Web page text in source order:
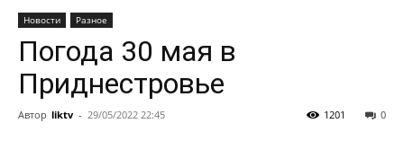
Новости Разное
Погода 30 мая в
Приднестровье
Автор liktv - 29/05/2022 22:45 0
1201